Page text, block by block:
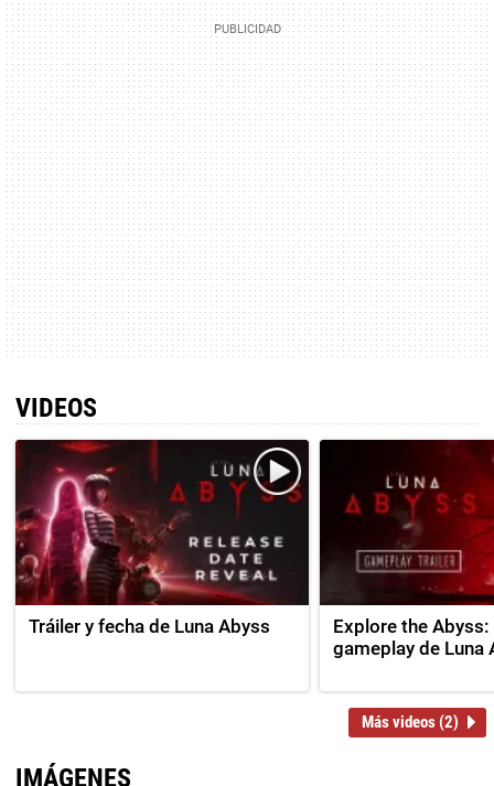
VIDEOS
Tráiler y fecha de Luna Abyss
Explore the
gameplay de Luna
Más videos (2)
IMÁGENES